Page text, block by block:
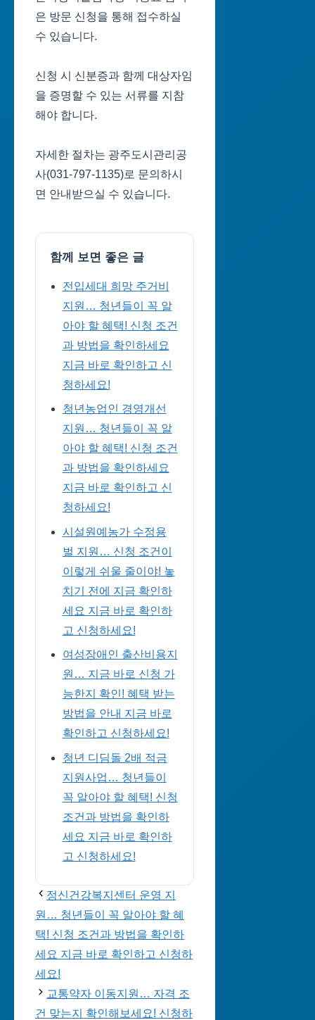
은 방문 신청을 통해 접수하실
수 있습니다.
신청 시 신분증과 함께 대상자임
을 증명할 수 있는 서류를 지참
해야 합니다.
자세한 절차는 광주도시관리공
사(031-797-1135)로 문의하시
면 안내받으실 수 있습니다.
함께 보면 좋은 글
전입세대 희망 주거비
지원… 청년들이 꼭 알
아야 할 혜택! 신청 조건
과 방법을 확인하세요
지금 바로 확인하고 신
청하세요!
청년농업인 경영개선
지원… 청년들이 꼭 알
아야 할 혜택! 신청 조건
과 방법을 확인하세요
지금 바로 확인하고 신
청하세요!
시설원예농가 수정용
벌 지원… 신청 조건이
이렇게 쉬울 줄이야! 놓
치기 전에 지금 확인하
세요 지금 바로 확인하
고 신청하세요!
여성장애인 출산비용지
원… 지금 바로 신청 가
능한지 확인! 혜택 받는
방법을 안내 지금 바로
확인하고 신청하세요!
청년 디딤돌 2배 적금
지원사업… 청년들이
꼭 알아야 할 혜택! 신청
조건과 방법을 확인하
세요 지금 바로 확인하
고 신청하세요!
정신건강복지센터 운영 지
원… 청년들이 꼭 알아야 할 혜
택! 신청 조건과 방법을 확인하
세요 지금 바로 확인하고 신청하
세요!
교통약자 이동지원… 자격 조
건 맞는지 확인해보세요! 신청하